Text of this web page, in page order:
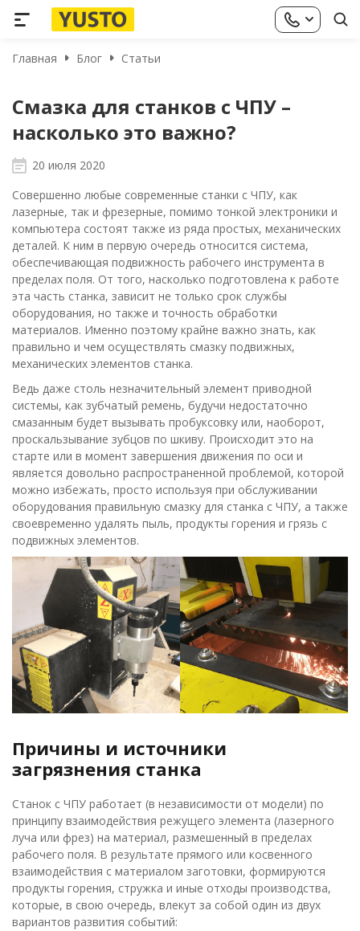
Главная Блог Статьи
Смазка для станков с ЧПУ –
насколько это важно?
20 июля 2020
Совершенно любые современные станки с ЧПУ, как
лазерные, так и фрезерные, помимо тонкой электроники и
компьютера состоят также из ряда простых, механических
деталей. К ним в первую очередь относится система,
обеспечивающая подвижность рабочего инструмента в
пределах поля. От того, насколько подготовлена к работе
эта часть станка, зависит не только срок службы
оборудования, но также и точность обработки
материалов. Именно поэтому крайне важно знать, как
правильно и чем осуществлять смазку подвижных,
механических элементов станка.
Ведь даже столь незначительный элемент приводной
системы, как зубчатый ремень, будучи недостаточно
смазанным будет вызывать пробуксовку или, наоборот,
проскальзывание зубцов по шкиву. Происходит это на
старте или в момент завершения движения по оси и
является довольно распространенной проблемой, которой
можно избежать, просто используя при обслуживании
оборудования правильную смазку для станка с ЧПУ, а также
своевременно удалять пыль, продукты горения и грязь с
подвижных элементов.
Причины и источники
загрязнения станка
Станок с ЧПУ работает (в независимости от модели) по
принципу взаимодействия режущего элемента (лазерного
луча или фрез) на материал, размешенный в пределах
рабочего поля. В результате прямого или косвенного
взаимодействия с материалом заготовки, формируются
продукты горения, стружка и иные отходы производства,
которые, в свою очередь, влекут за собой один из двух
вариантов развития событий: